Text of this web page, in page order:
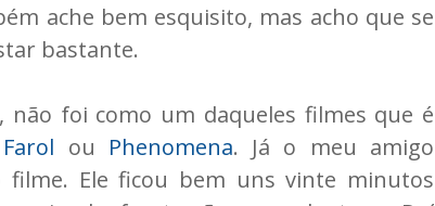
ache bem esquisito, mas acho que se
bastante.
não foi como um daqueles filmes que é
ou Phenomena. Já o meu amigo
Ele ficou bem uns vinte minutos